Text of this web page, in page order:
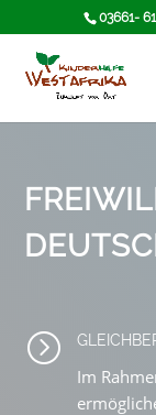
03661-
=
Im